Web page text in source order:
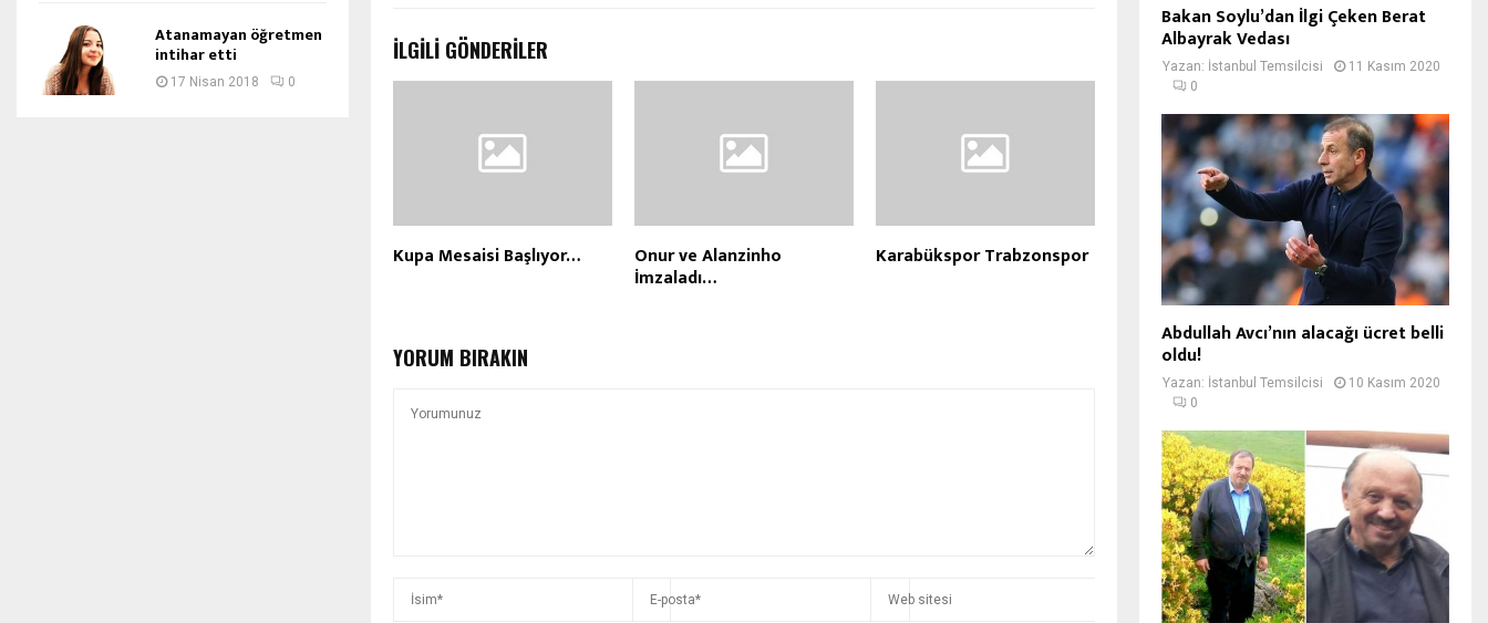
İLGILI GÖNDERILER
Kupa Mesaisi Başlıyor… Onur ve Alanzinho
İmzaladı…
Karabükspor Trabzonspor
YORUM BIRAKIN
Atanamayan öğretmen
intihar etti
17 Nisan 2018 0
Bakan Soylu’dan İlgi Çeken Berat
Albayrak Vedası
Yazan: İstanbul Temsilcisi
11 Kasım 2020
0
Abdullah Avcı’nın alacağı ücret belli
oldu!
Yazan: İstanbul Temsilcisi
10 Kasım 2020
0